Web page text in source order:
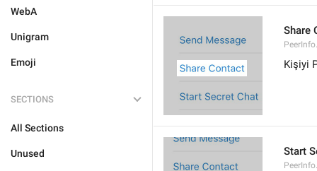
WebA
Unigram
Emoji
SECTIONS
All Sections
Unused
Share
Kişiyi
Start